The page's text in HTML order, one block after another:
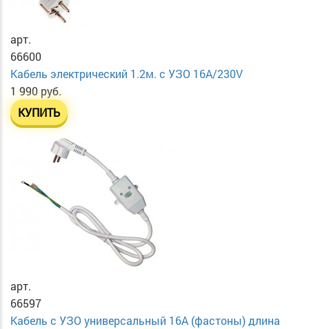
арт.
66600
Кабель электрический 1.2м. с УЗО 16А/230V
1 990 руб.
КУПИТЬ
арт.
66597
Кабель с УЗО универсальный 16А (фастоны) длина